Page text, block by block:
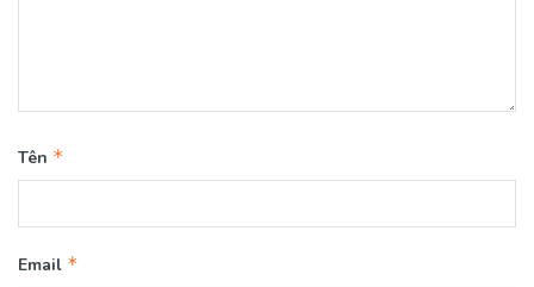
Tên *
Email *